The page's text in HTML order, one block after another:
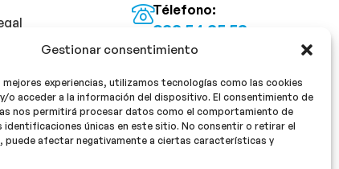
Gestionar consentimiento
experiencias, utilizamos tecnologías como las cookies
o acceder a la información del dispositivo. El consentimiento de
nos permitirá procesar datos como el comportamiento de
identificaciones únicas en este sitio. No consentir o retirar el
puede afectar negativamente a ciertas características y
de Privacidad
cookies
Télefono:
922 54 25 53
Email:
¡Síguenos!